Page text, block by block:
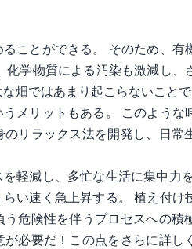
ことができる。 そのため、有
学物質による汚染も激減し、
畑ではあまり起こらないことで
メリットもある。 このような
リラックス法を開発し、日常
軽減し、多忙な生活に集中力
い速く急上昇する。 植え付け
危険性を伴うプロセスへの積
必要だ！この点をさらに詳し